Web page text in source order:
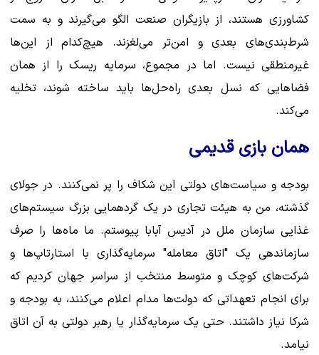
کشاورزی هستند، از بازیگران صنعت الگو می‌گیرند و به سمت
شرط‌بندی‌های بعدی و امن‌تر می‌لغزند. هیچ‌کدام از این‌ها
غیرمنطقی نیست. اما در مجموع، سرمایه ریسک را از همان
فضاهایی که نسل بعدی راه‌حل‌ها باید ساخته شوند، تخلیه
می‌کند.
همان بازی قدیمی
بودجه و سیاست‌های دولتی این شکاف را پر نمی‌کنند. در جولای
گذشته، من به هیئت تجاری در یک گردهمایی بزرگ سیستم‌های
غذایی سازمان ملل در آدیس آبابا پیوستم. ما ماه‌ها را صرف
سازماندهی یک "اتاق معامله" سرمایه‌گذاری با استارتاپ‌ها و
شرکت‌های کوچک و متوسط ​​منتخب از سراسر جهان کردیم که
برای انجام تعهداتی که دولت‌ها مدام اعلام می‌کنند، به بودجه و
شرکا نیاز داشتند. حتی یک سرمایه‌گذار یا رهبر دولتی به آن اتاق
نیامد.